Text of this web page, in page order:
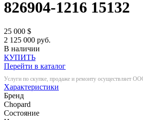
826904-1216 15132
25 000 $
2 125 000 руб.
В наличии
КУПИТЬ
Перейти в каталог
Услуги по скупке, продаже и ремонту
Характеристики
Бренд
Chopard
Состояние